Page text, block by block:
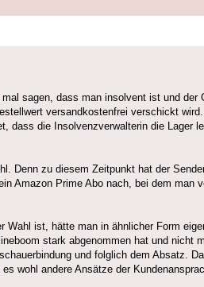
sagen, dass man insolvent ist und
versandkostenfrei verschickt
dass die Insolvenzverwalterin die Lager
Denn zu diesem Zeitpunkt hat der
Amazon Prime Abo nach, bei dem
ist, hätte man in ähnlicher Form
stark abgenommen hat und
und folglich dem Absatz.
wohl andere Ansätze der